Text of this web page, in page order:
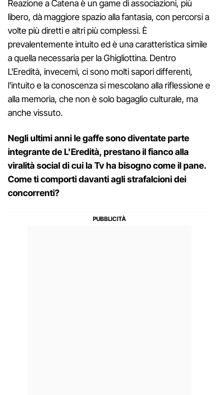
Reazione a Catena è un game di associazioni, più
libero, dà maggiore spazio alla fantasia, con percorsi a
volte più diretti e altri più complessi. È
prevalentemente intuito ed è una caratteristica simile
a quella necessaria per la Ghigliottina. Dentro
L'Eredità, invecemì, ci sono molti sapori differenti,
l'intuito e la conoscenza si mescolano alla riflessione e
alla memoria, che non è solo bagaglio culturale, ma
anche vissuto.
Negli ultimi anni le gaffe sono diventate parte
integrante de L'Eredità, prestano il fianco alla
viralità social di cui la Tv ha bisogno come il pane.
Come ti comporti davanti agli strafalcioni dei
concorrenti?